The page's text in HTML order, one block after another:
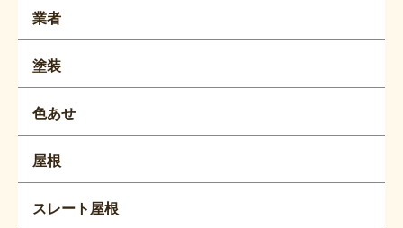
業者
塗装
色あせ
屋根
スレート屋根